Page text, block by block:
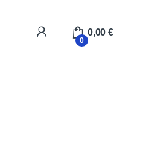
0
0,00€